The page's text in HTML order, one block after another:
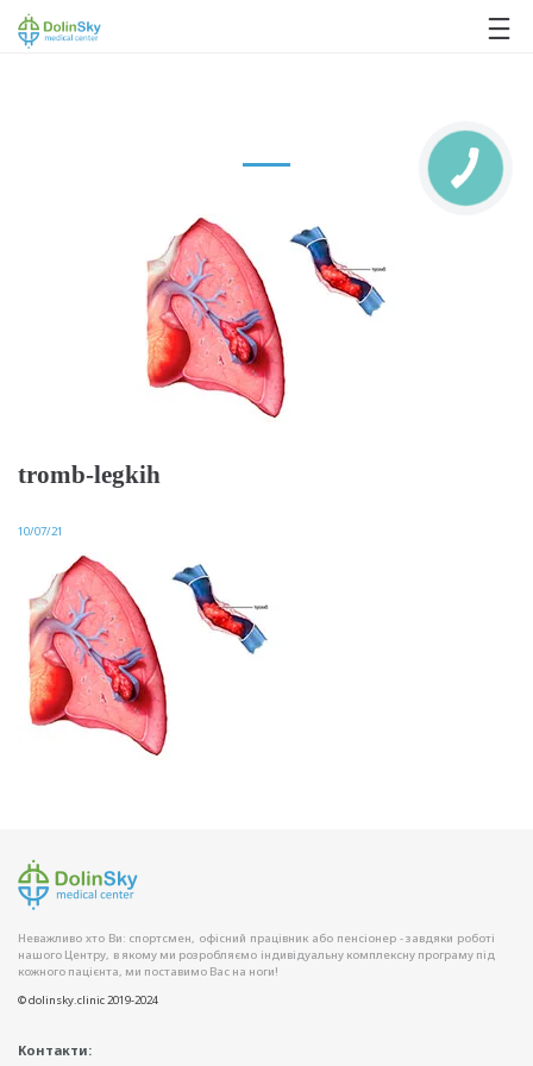
tromb-legkih
10/07/21
Неважливо хто Ви: спортсмен, офісний працівник або пенсіонер - завдяки роботі
нашого Центру, в якому ми розробляємо індивідуальну комплексну програму під
кожного пацієнта, ми поставимо Вас на ноги!
© dolinsky.clinic 2019-2024
Контакти: